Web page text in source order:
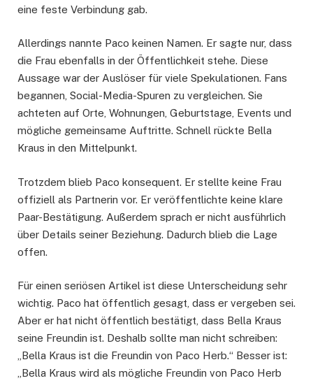
eine feste Verbindung gab.
Allerdings nannte Paco keinen Namen. Er sagte nur, dass
die Frau ebenfalls in der Öffentlichkeit stehe. Diese
Aussage war der Auslöser für viele Spekulationen. Fans
begannen, Social-Media-Spuren zu vergleichen. Sie
achteten auf Orte, Wohnungen, Geburtstage, Events und
mögliche gemeinsame Auftritte. Schnell rückte Bella
Kraus in den Mittelpunkt.
Trotzdem blieb Paco konsequent. Er stellte keine Frau
offiziell als Partnerin vor. Er veröffentlichte keine klare
Paar-Bestätigung. Außerdem sprach er nicht ausführlich
über Details seiner Beziehung. Dadurch blieb die Lage
offen.
Für einen seriösen Artikel ist diese Unterscheidung sehr
wichtig. Paco hat öffentlich gesagt, dass er vergeben sei.
Aber er hat nicht öffentlich bestätigt, dass Bella Kraus
seine Freundin ist. Deshalb sollte man nicht schreiben:
„Bella Kraus ist die Freundin von Paco Herb.“ Besser ist:
„Bella Kraus wird als mögliche Freundin von Paco Herb